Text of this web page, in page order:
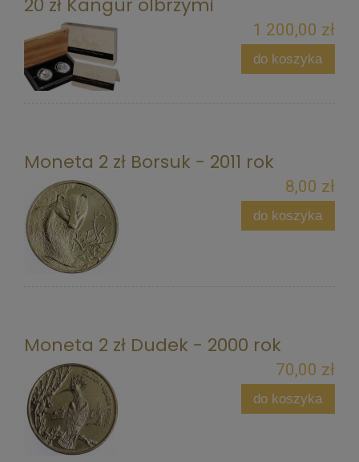
20 zł Kangur olbrzymi
1 200,00 zł
do koszyka
Moneta 2 zł Borsuk - 2011 rok
8,00 zł
do koszyka
Moneta 2 zł Dudek - 2000 rok
70,00 zł
do koszyka